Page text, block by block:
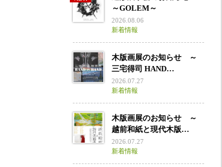
～GOLEM～
2026.08.06
新着情報
木版画展のお知らせ ～
三宅得司 HAND…
2026.07.27
新着情報
木版画展のお知らせ ～
越前和紙と現代木版…
2026.07.27
新着情報